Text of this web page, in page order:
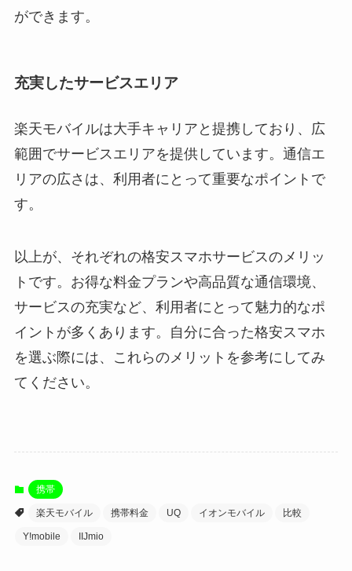
ができます。
充実したサービスエリア
楽天モバイルは大手キャリアと提携しており、広
範囲でサービスエリアを提供しています。通信エ
リアの広さは、利用者にとって重要なポイントで
す。
以上が、それぞれの格安スマホサービスのメリッ
トです。お得な料金プランや高品質な通信環境、
サービスの充実など、利用者にとって魅力的なポ
イントが多くあります。自分に合った格安スマホ
を選ぶ際には、これらのメリットを参考にしてみ
てください。
携帯
楽天モバイル 携帯料金 UQ イオンモバイル 比較
Y!mobile IIJmio